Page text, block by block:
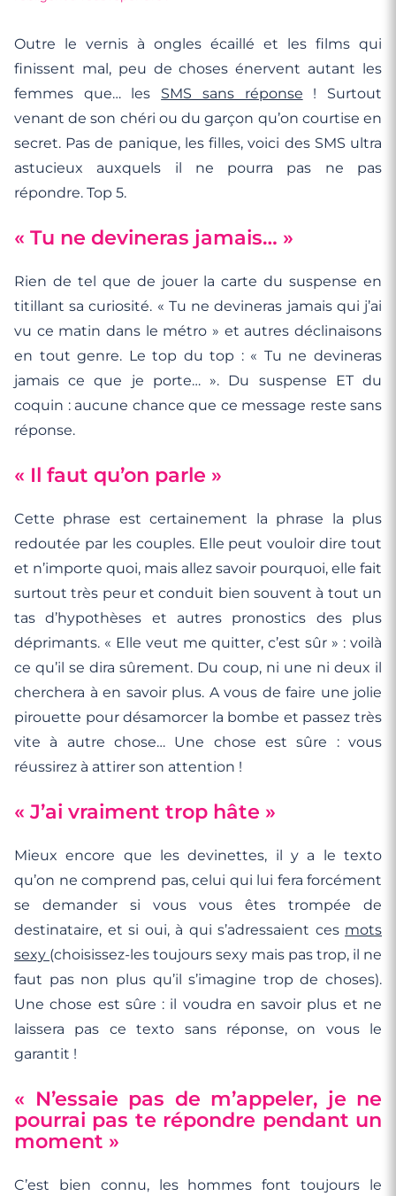
Outre le vernis à ongles écaillé et les films qui
finissent mal, peu de choses énervent autant les
femmes que… les SMS sans réponse ! Surtout
venant de son chéri ou du garçon qu’on courtise en
secret. Pas de panique, les filles, voici des SMS ultra
astucieux auxquels il ne pourra pas ne pas
répondre. Top 5.
« Tu ne devineras jamais… »
Rien de tel que de jouer la carte du suspense en
titillant sa curiosité. « Tu ne devineras jamais qui j’ai
vu ce matin dans le métro » et autres déclinaisons
en tout genre. Le top du top : « Tu ne devineras
jamais ce que je porte… ». Du suspense ET du
coquin : aucune chance que ce message reste sans
réponse.
« Il faut qu’on parle »
Cette phrase est certainement la phrase la plus
redoutée par les couples. Elle peut vouloir dire tout
et n’importe quoi, mais allez savoir pourquoi, elle fait
surtout très peur et conduit bien souvent à tout un
tas d’hypothèses et autres pronostics des plus
déprimants. « Elle veut me quitter, c’est sûr » : voilà
ce qu’il se dira sûrement. Du coup, ni une ni deux il
cherchera à en savoir plus. A vous de faire une jolie
pirouette pour désamorcer la bombe et passez très
vite à autre chose… Une chose est sûre : vous
réussirez à attirer son attention !
« J’ai vraiment trop hâte »
Mieux encore que les devinettes, il y a le texto
qu’on ne comprend pas, celui qui lui fera forcément
se demander si vous vous êtes trompée de
destinataire, et si oui, à qui s’adressaient ces mots
sexy (choisissez-les toujours sexy mais pas trop, il ne
faut pas non plus qu’il s’imagine trop de choses).
Une chose est sûre : il voudra en savoir plus et ne
laissera pas ce texto sans réponse, on vous le
garantit !
« N’essaie pas de m’appeler, je ne
pourrai pas te répondre pendant un
moment »
C’est bien connu, les hommes font toujours le